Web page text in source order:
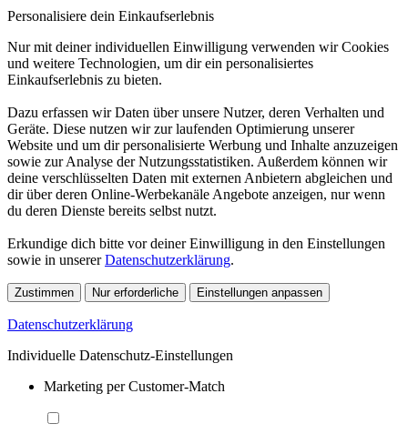
Personalisiere dein Einkaufserlebnis
Nur mit deiner individuellen Einwilligung verwenden wir Cookies
und weitere Technologien, um dir ein personalisiertes
Einkaufserlebnis zu bieten.
Dazu erfassen wir Daten über unsere Nutzer, deren Verhalten und
Geräte. Diese nutzen wir zur laufenden Optimierung unserer
Website und um dir personalisierte Werbung und Inhalte anzuzeigen
sowie zur Analyse der Nutzungsstatistiken. Außerdem können wir
deine verschlüsselten Daten mit externen Anbietern abgleichen und
dir über deren Online-Werbekanäle Angebote anzeigen, nur wenn
du deren Dienste bereits selbst nutzt.
Erkundige dich bitte vor deiner Einwilligung in den Einstellungen
sowie in unsererDatenschutzerklärung.
Zustimmen Nur erforderliche Einstellungen anpassen
Datenschutzerklärung
Individuelle Datenschutz-Einstellungen
Marketing per Customer-Match